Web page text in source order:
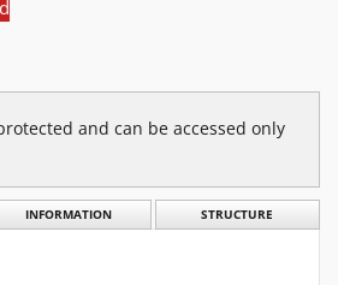
and can be accessed only
INFORMATION STRUCTURE